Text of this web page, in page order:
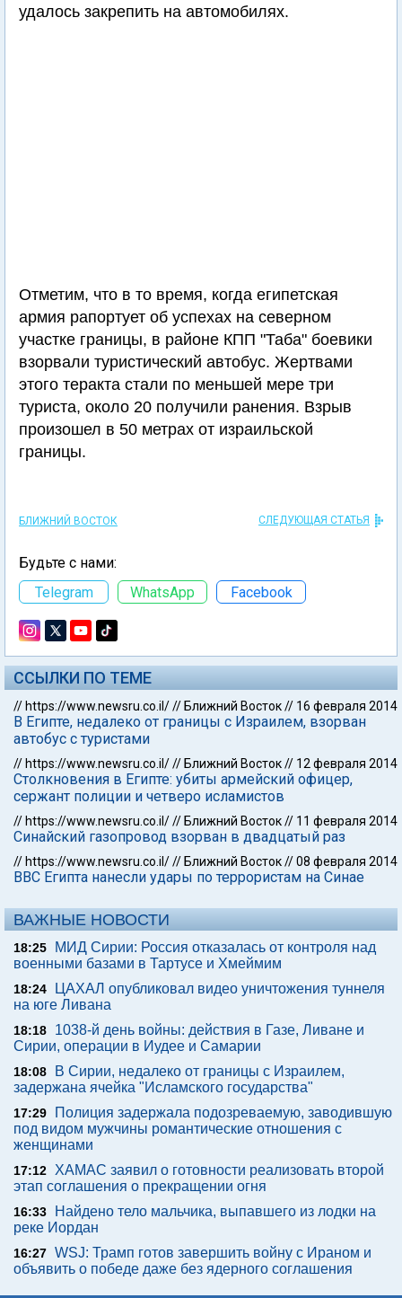
удалось закрепить на автомобилях.
Отметим, что в то время, когда египетская
армия рапортует об успехах на северном
участке границы, в районе КПП "Таба" боевики
взорвали туристический автобус. Жертвами
этого теракта стали по меньшей мере три
туриста, около 20 получили ранения. Взрыв
произошел в 50 метрах от израильской
границы.
БЛИЖНИЙ ВОСТОК СЛЕДУЮЩАЯ СТАТЬЯ
Будьте с нами:
Telegram
WhatsApp Facebook
ССЫЛКИ ПО ТЕМЕ
// https://www.newsru.co.il/// Ближний Восток// 16 февраля 2014
В Египте, недалеко от границы с Израилем, взорван
автобус с туристами
// https://www.newsru.co.il/// Ближний Восток// 12 февраля 2014
Столкновения в Египте: убиты армейский офицер,
сержант полиции и четверо исламистов
// https://www.newsru.co.il/// Ближний Восток// 11 февраля 2014
Синайский газопровод взорван в двадцатый раз
// https://www.newsru.co.il/// Ближний Восток//08 февраля 2014
ВВС Египта нанесли удары по террористам на Синае
ВАЖНЫЕ НОВОСТИ
18:25
МИД Сирии: Россия отказалась от контроля над
военными базами в Тартусе и Хмеймим
18:24
ЦАХАЛ опубликовал видео уничтожения туннеля
на юге Ливана
18:18
1038-й день войны: действия в Газе, Ливане и
Сирии, операции в Иудее и Самарии
18:08
В Сирии, недалеко от границы с Израилем,
задержана ячейка "Исламского государства"
17:29
Полиция задержала подозреваемую, заводившую
под видом мужчины романтические отношения с
женщинами
17:12
ХАМАС заявил о готовности реализовать второй
этап соглашения о прекращении огня
16:33
Найдено тело мальчика, выпавшего из лодки на
реке Иордан
16:27 WSJ: Трамп готов завершить войну с Ираном и
объявить о победе даже без ядерного соглашения